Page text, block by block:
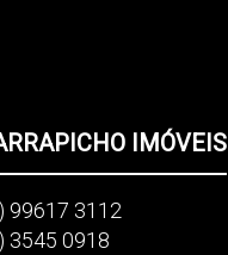
IMÓVEIS
99617 3112
3545 0918